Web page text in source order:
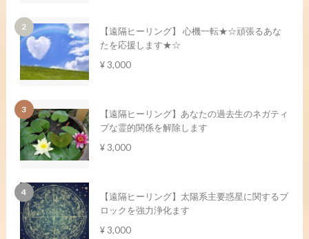
【遠隔ヒーリング】 心機一転★☆頑張るあな
たを応援します★☆
¥ 3,000
【遠隔ヒーリング】あなたの過去生のネガティ
ブな霊的関係を解除します
¥ 3,000
【遠隔ヒーリング】太陽系主要惑星に関するブ
ロックを強力浄化ます
¥ 3,000